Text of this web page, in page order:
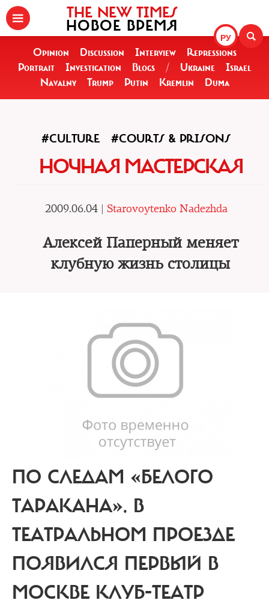
РУ
THE NEW TIMES
НОВОЕ ВРЕМЯ
Opinion Discussion Interview
Repressions
Portrait
Investigation Blogs / Ukraine
Israel
Navalny
Trump Putin Kremlin Duma
#CULTURE #COURTS & PRISONS
НОЧНАЯ МАСТЕРСКАЯ
2009.06.04 | Starovoytenko Nadezhda
Алексей Паперный меняет
клубную жизнь столицы
ПО СЛЕДАМ «БЕЛОГО
ТАРАКАНА». В
ТЕАТРАЛЬНОМ ПРОЕЗДЕ
ПОЯВИЛСЯ ПЕРВЫЙ В
МОСКВЕ КЛУБ-ТЕАТР